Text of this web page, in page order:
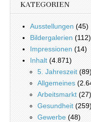
KATEGORIEN
Ausstellungen (45)
Bildergalerien (112)
Impressionen (14)
Inhalt (4.871)
5. Jahreszeit (89)
Allgemeines
Arbeitsmarkt (27)
Gesundheit (259)
Gewerbe (48)